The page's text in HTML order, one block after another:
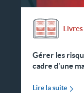
Gérer les
cadre d'une
Lire la suite